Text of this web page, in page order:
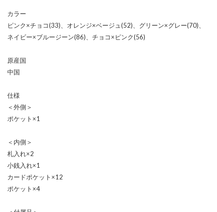
カラー
ピンク×チョコ(33)、オレンジ×ベージュ(52)、グリーン×グレー(70)、
ネイビー×ブルージーン(86)、チョコ×ピンク(56)
原産国
中国
仕様
＜外側＞
ポケット×1
＜内側＞
札入れ×2
小銭入れ×1
カードポケット×12
ポケット×4